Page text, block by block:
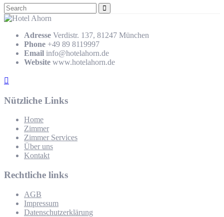
Adresse Verdistr. 137, 81247 München
Phone +49 89 8119997
Email info@hotelahorn.de
Website www.hotelahorn.de
Nützliche Links
Home
Zimmer
Zimmer Services
Über uns
Kontakt
Rechtliche links
AGB
Impressum
Datenschutzerklärung